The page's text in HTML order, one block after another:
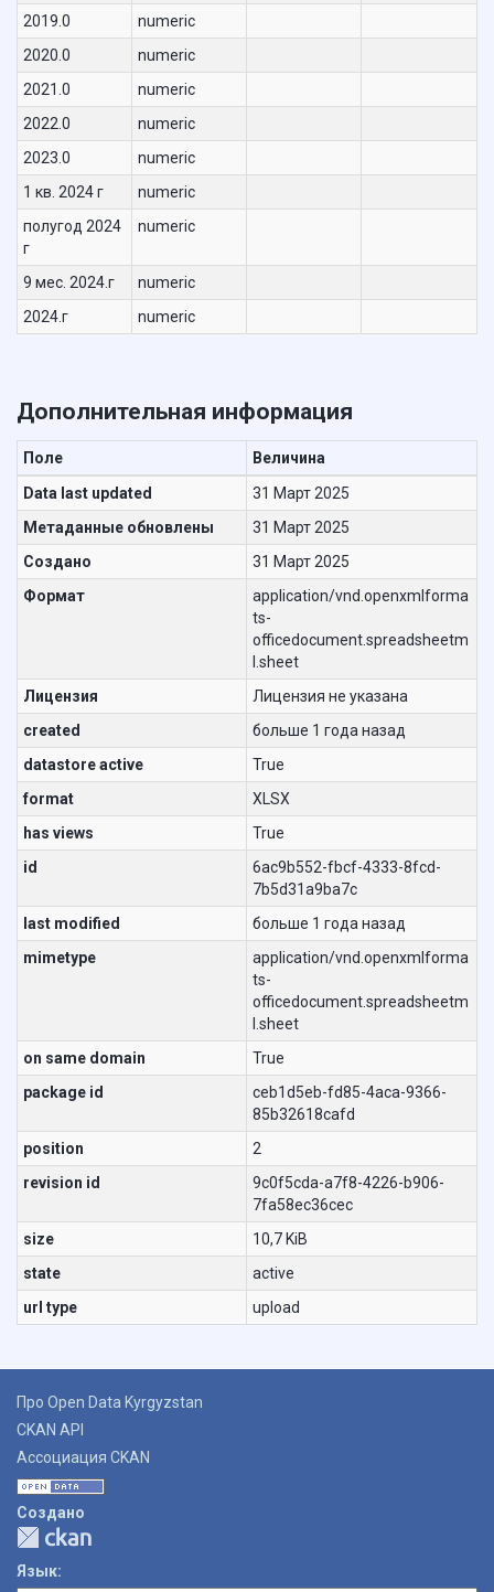
2019.0
numeric
2020.0
numeric
2021.0
numeric
2022.0
numeric
2023.0
numeric
1 кв. 2024 г
numeric
полугод 2024
г
numeric
9 мес. 2024.г
numeric
2024.г
numeric
Дополнительная информация
Поле
Величина
Data last updated
31 Март 2025
Метаданные обновлены
31 Март 2025
Создано
31 Март 2025
Формат
application/vnd.openxmlforma
ts-
officedocument.spreadsheetm
l.sheet
Лицензия
Лицензия не указана
created
больше 1 года назад
datastore active
True
format
XLSX
has views
True
id
6ac9b552-fbcf-4333-8fcd-
7b5d31a9ba7c
last modified
больше 1 года назад
mimetype
application/vnd.openxmlforma
ts-
officedocument.spreadsheetm
l.sheet
on same domain
True
package id
ceb1d5eb-fd85-4aca-9366-
85b32618cafd
position
2
revision id
9c0f5cda-a7f8-4226-b906-
7fa58ec36cec
size
10,7 KiB
state
active
url type
upload
Про Open Data Kyrgyzstan
CKAN API
Ассоциация CKAN
Создано
Язык